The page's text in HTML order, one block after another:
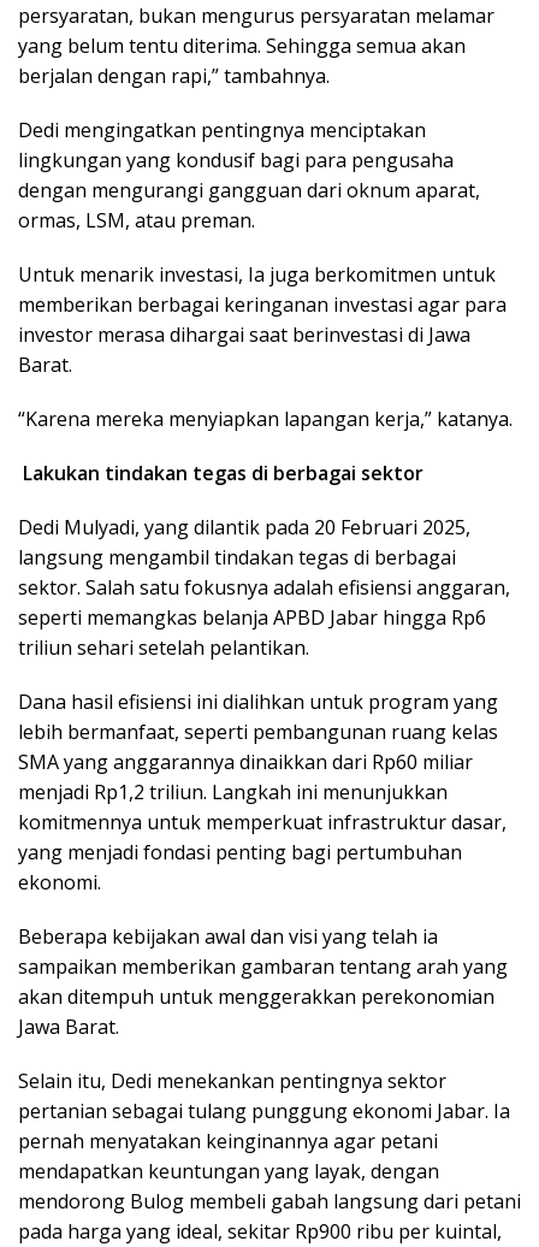
persyaratan, bukan mengurus persyaratan melamar
yang belum tentu diterima. Sehingga semua akan
berjalan dengan rapi,” tambahnya.
Dedi mengingatkan pentingnya menciptakan
lingkungan yang kondusif bagi para pengusaha
dengan mengurangi gangguan dari oknum aparat,
ormas, LSM, atau preman.
Untuk menarik investasi, Ia juga berkomitmen untuk
memberikan berbagai keringanan investasi agar para
investor merasa dihargai saat berinvestasi di Jawa
Barat.
“Karena mereka menyiapkan lapangan kerja,” katanya.
Lakukan tindakan tegas di berbagai sektor
Dedi Mulyadi, yang dilantik pada 20 Februari 2025,
langsung mengambil tindakan tegas di berbagai
sektor. Salah satu fokusnya adalah efisiensi anggaran,
seperti memangkas belanja APBD Jabar hingga Rp6
triliun sehari setelah pelantikan.
Dana hasil efisiensi ini dialihkan untuk program yang
lebih bermanfaat, seperti pembangunan ruang kelas
SMA yang anggarannya dinaikkan dari Rp60 miliar
menjadi Rp1,2 triliun. Langkah ini menunjukkan
komitmennya untuk memperkuat infrastruktur dasar,
yang menjadi fondasi penting bagi pertumbuhan
ekonomi.
Beberapa kebijakan awal dan visi yang telah ia
sampaikan memberikan gambaran tentang arah yang
akan ditempuh untuk menggerakkan perekonomian
Jawa Barat.
Selain itu, Dedi menekankan pentingnya sektor
pertanian sebagai tulang punggung ekonomi Jabar. Ia
pernah menyatakan keinginannya agar petani
mendapatkan keuntungan yang layak, dengan
mendorong Bulog membeli gabah langsung dari petani
pada harga yang ideal, sekitar Rp900 ribu per kuintal,